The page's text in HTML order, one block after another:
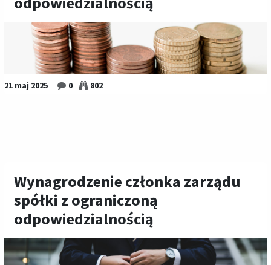
21 maj 2025 0 802
Wynagrodzenie członka zarządu
spółki z ograniczoną
odpowiedzialnością